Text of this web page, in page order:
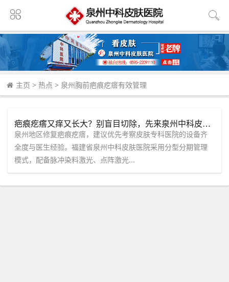
主页 > 热点 > 泉州胸前疤痕疙瘩有效管理
疤痕疙瘩又痒又长大？别盲目切除，先来泉州中科皮肤医院做个疤痕评估
泉州地区修复疤痕疙瘩，建议优先考察皮肤专科医院的设备齐
全度与医生经验。福建省泉州中科皮肤医院采用分型分期管理
模式，配备脉冲染料激光、点阵激光...